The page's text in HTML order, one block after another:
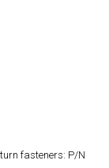
fasteners: P/N